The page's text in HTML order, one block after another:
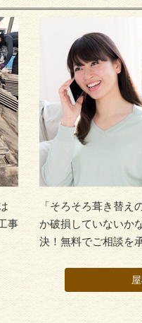
事
「そろそろ葺き替え
か破損していないか
決！無料でご相談を